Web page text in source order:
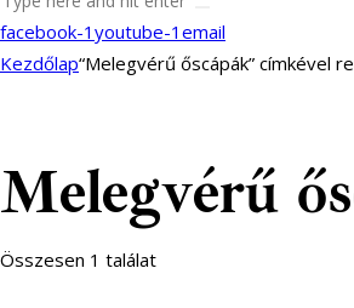
facebook-1 youtube-1 email
Kezdőlap“Melegvérű őscápák” címkével
Melegvérű
Összesen 1 találat